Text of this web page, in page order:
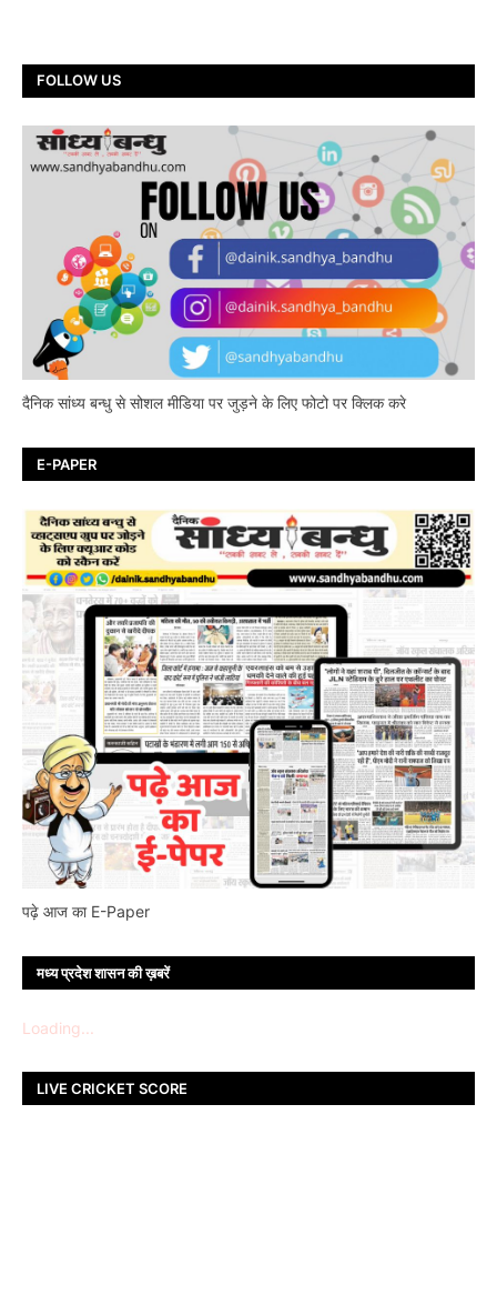
FOLLOW US
दैनिक सांध्य बन्धु से सोशल मीडिया पर जुड़ने के लिए फोटो पर क्लिक करे
E-PAPER
पढ़े आज का E-Paper
मध्य प्रदेश शासन की ख़बरें
Loading...
LIVE CRICKET SCORE